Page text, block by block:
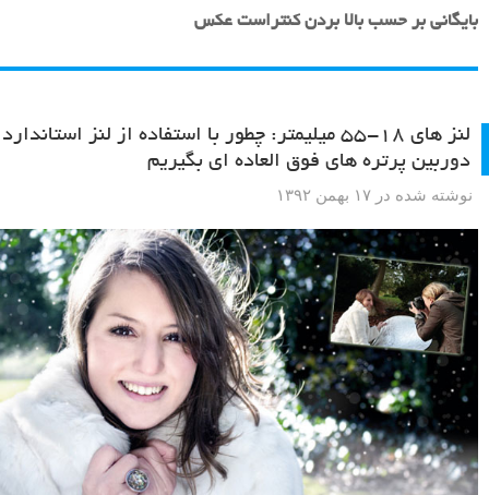
بایگانی بر حسب بالا بردن کنتراست عکس
لنز های ۱۸-۵۵ میلیمتر: چطور با استفاده از لنز استاندارد
دوربین پرتره های فوق العاده ای بگیریم
نوشته شده در ۱۷ بهمن ۱۳۹۲